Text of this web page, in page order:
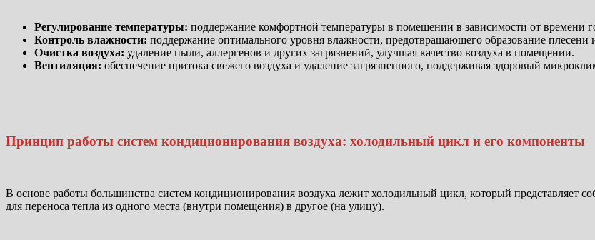
Регулирование температуры: поддержание комфортной температуры в помещении в зависимости от времени
Контроль влажности: поддержание оптимального уровня влажности, предотвращающего образование плесени
Очистка воздуха: удаление пыли, аллергенов и других загрязнений, улучшая качество воздуха в помещении.
Вентиляция: обеспечение притока свежего воздуха и удаление загрязненного, поддерживая здоровый
Принцип работы систем кондиционирования воздуха: холодильный цикл и его компоненты
В основе работы большинства систем кондиционирования воздуха лежит холодильный цикл, который представляет
для переноса тепла из одного места (внутри помещения) в другое (на улицу).